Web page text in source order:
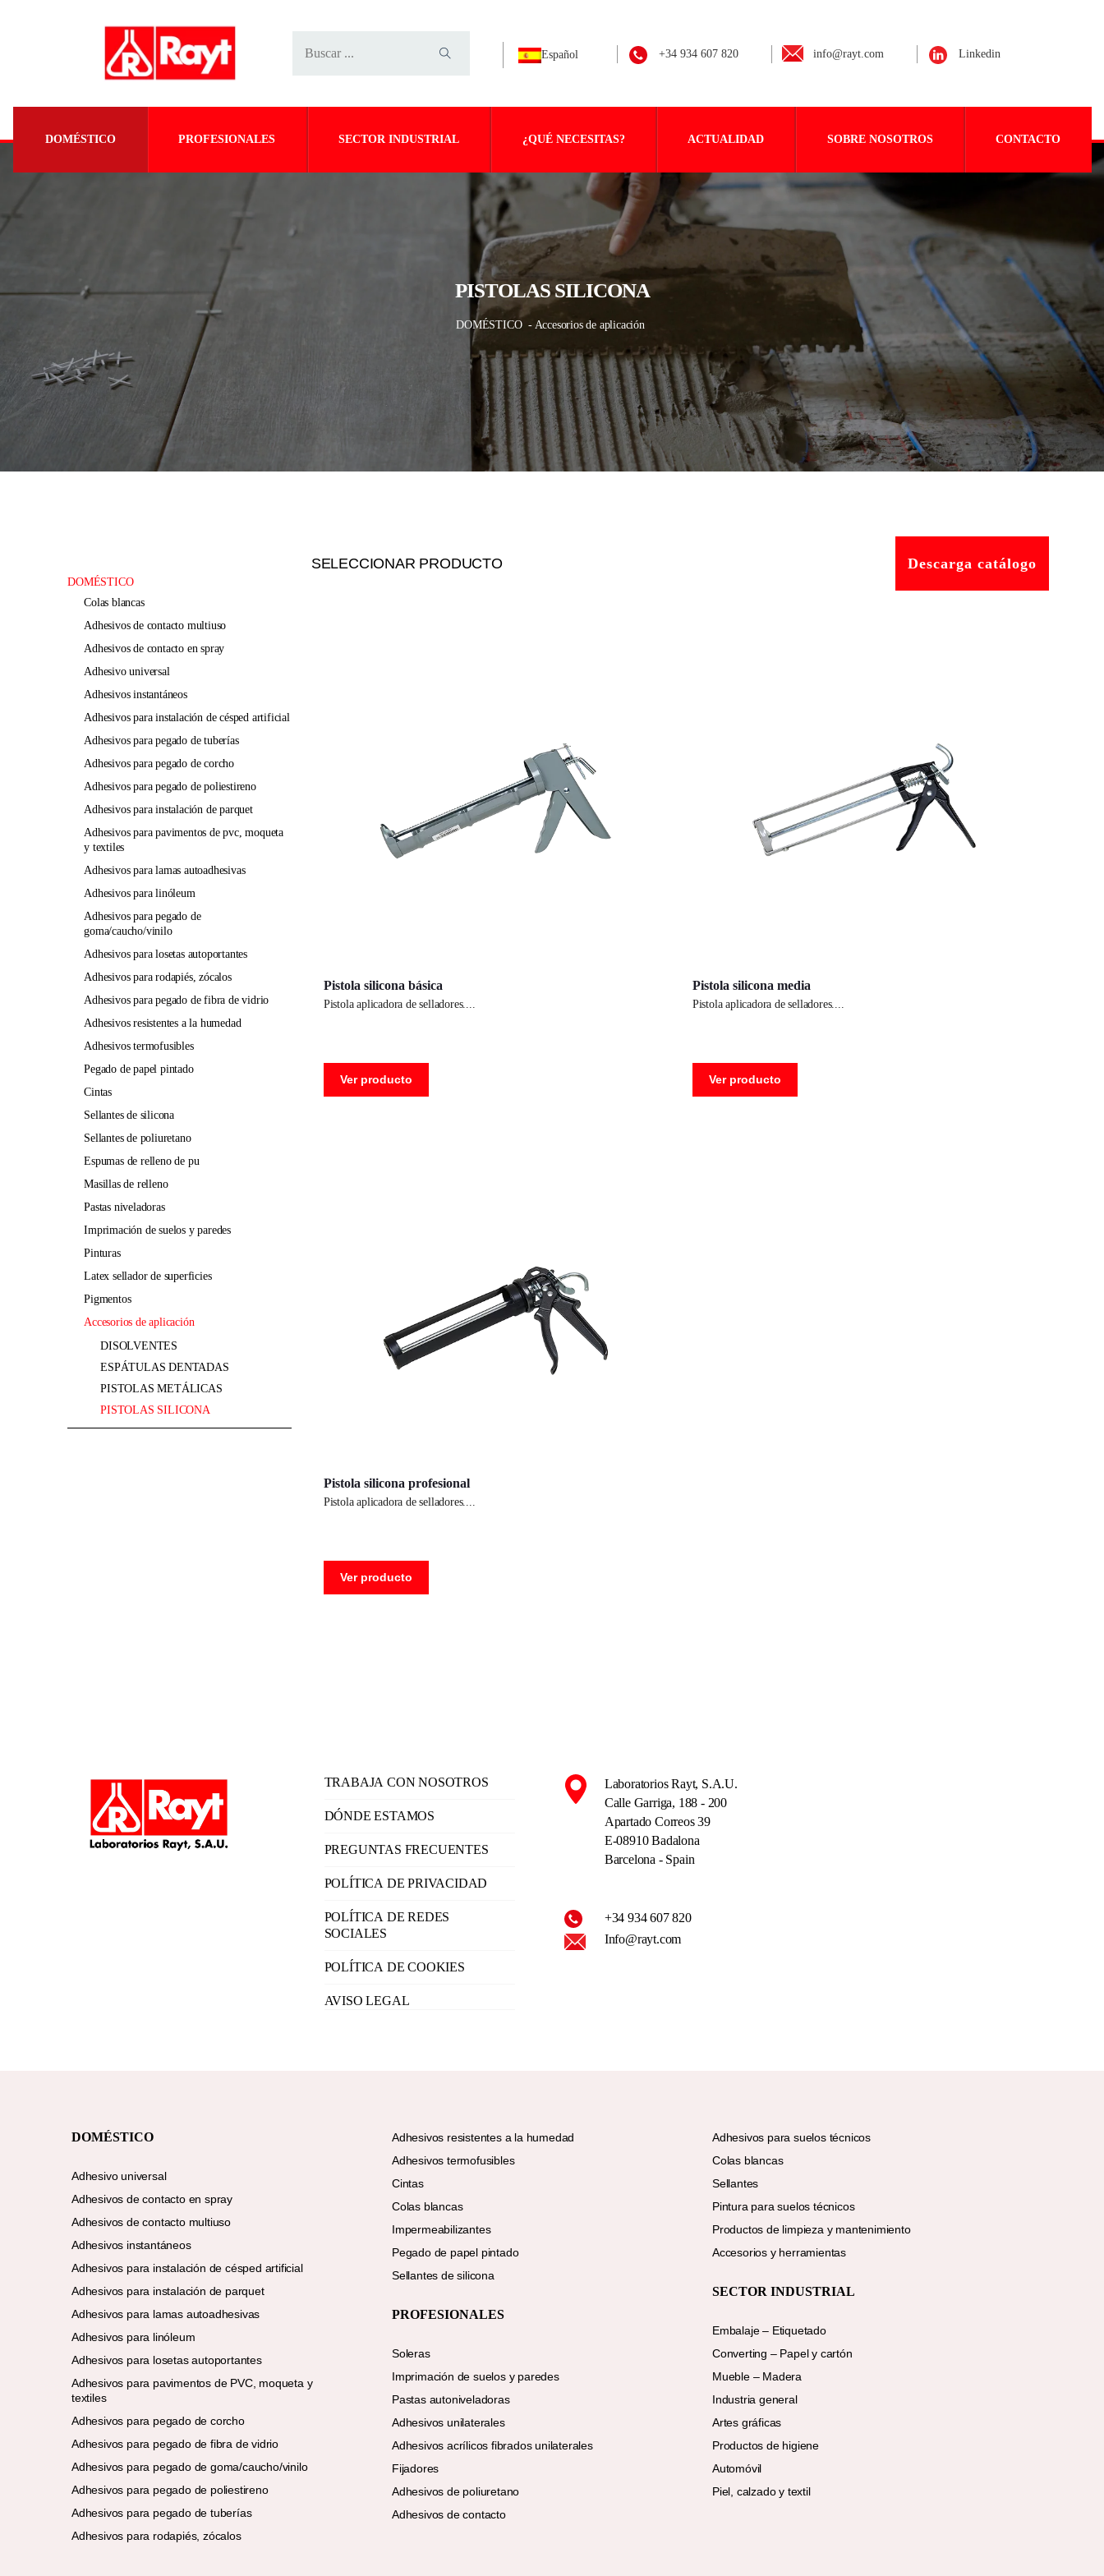
Español +34 934 607 820 info@rayt.com Linkedin
DOMÉSTICO PROFESIONALES SECTOR INDUSTRIAL ¿QUÉ NECESITAS? ACTUALIDAD SOBRE NOSOTROS CONTACTO
PISTOLAS SILICONA
DOMÉSTICO - Accesorios de aplicación
SELECCIONAR PRODUCTO Descarga catálogo
Pistola silicona básica
pistola aplicadora de selladores.
Ver producto
Pistola silicona media
pistola aplicadora de selladores.
Ver producto
Pistola silicona profesional
pistola aplicadora de selladores.
Ver producto
DOMÉSTICO
colas blancas
adhesivos de contacto multiuso
adhesivos de contacto en spray
adhesivo universal
adhesivos instantáneos
adhesivos para instalación de césped artificial
adhesivos para pegado de tuberías
adhesivos para pegado de corcho
adhesivos para pegado de poliestireno
adhesivos para instalación de parquet
adhesivos para pavimentos de pvc, moqueta
y textiles
adhesivos para lamas autoadhesivas
adhesivos para linóleum
adhesivos para pegado de
goma/caucho/vinilo
adhesivos para losetas autoportantes
adhesivos para rodapiés, zócalos
adhesivos para pegado de fibra de vidrio
adhesivos resistentes a la humedad
adhesivos termofusibles
pegado de papel pintado
cintas
sellantes de silicona
sellantes de poliuretano
espumas de relleno de pu
masillas de relleno
pastas niveladoras
imprimación de suelos y paredes
pinturas
latex sellador de superficies
pigmentos
accesorios de aplicación
DISOLVENTES
ESPÁTULAS DENTADAS
PISTOLAS METÁLICAS
PISTOLAS SILICONA
TRABAJA CON NOSOTROS
DÓNDE ESTAMOS
PREGUNTAS FRECUENTES
POLÍTICA DE PRIVACIDAD
POLÍTICA DE REDES
SOCIALES
POLÍTICA DE COOKIES
AVISO LEGAL
Laboratorios Rayt, S.A.U.
Calle Garriga, 188 - 200
Apartado Correos 39
E-08910 Badalona
Barcelona - Spain
+34 934 607 820
Info@rayt.com
DOMÉSTICO
Adhesivo universal
Adhesivos de contacto en spray
Adhesivos de contacto multiuso
Adhesivos instantáneos
Adhesivos para instalación de césped artificial
Adhesivos para instalación de parquet
Adhesivos para lamas autoadhesivas
Adhesivos para linóleum
Adhesivos para losetas autoportantes
Adhesivos para pavimentos de PVC, moqueta y
textiles
Adhesivos para pegado de corcho
Adhesivos para pegado de fibra de vidrio
Adhesivos para pegado de goma/caucho/vinilo
Adhesivos para pegado de poliestireno
Adhesivos para pegado de tuberías
Adhesivos para rodapiés, zócalos
Adhesivos resistentes a la humedad
Adhesivos termofusibles
Cintas
Colas blancas
Impermeabilizantes
Pegado de papel pintado
Sellantes de silicona
PROFESIONALES
Soleras
Imprimación de suelos y paredes
Pastas autoniveladoras
Adhesivos unilaterales
Adhesivos acrílicos fibrados unilaterales
Fijadores
Adhesivos de poliuretano
Adhesivos de contacto
Adhesivos para suelos técnicos
Colas blancas
Sellantes
Pintura para suelos técnicos
Productos de limpieza y mantenimiento
Accesorios y herramientas
SECTOR INDUSTRIAL
Embalaje – Etiquetado
Converting – Papel y cartón
Mueble – Madera
Industria general
Artes gráficas
Productos de higiene
Automóvil
Piel, calzado y textil